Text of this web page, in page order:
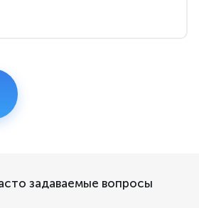
задаваемые вопросы